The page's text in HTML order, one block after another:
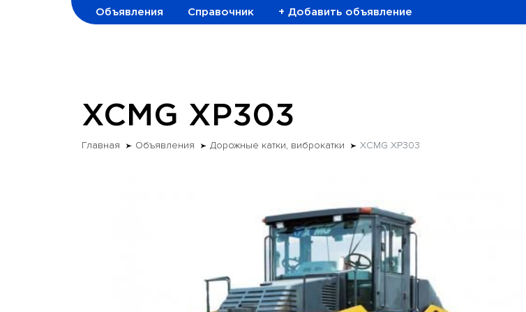
Объявления Справочник + Добавить объявление
XCMG XP303
Главная Объявления Дорожные катки, виброкатки XCMG XP303